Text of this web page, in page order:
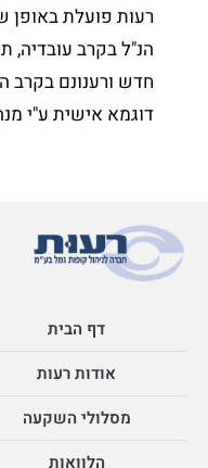
רעות פועלת באופן
הנ"ל בקרב עובדיה,
חדש ורענונם בקרב
דוגמא אישית ע"י
דף הבית
אודות רעות
מסלולי השקעה
הלוואות